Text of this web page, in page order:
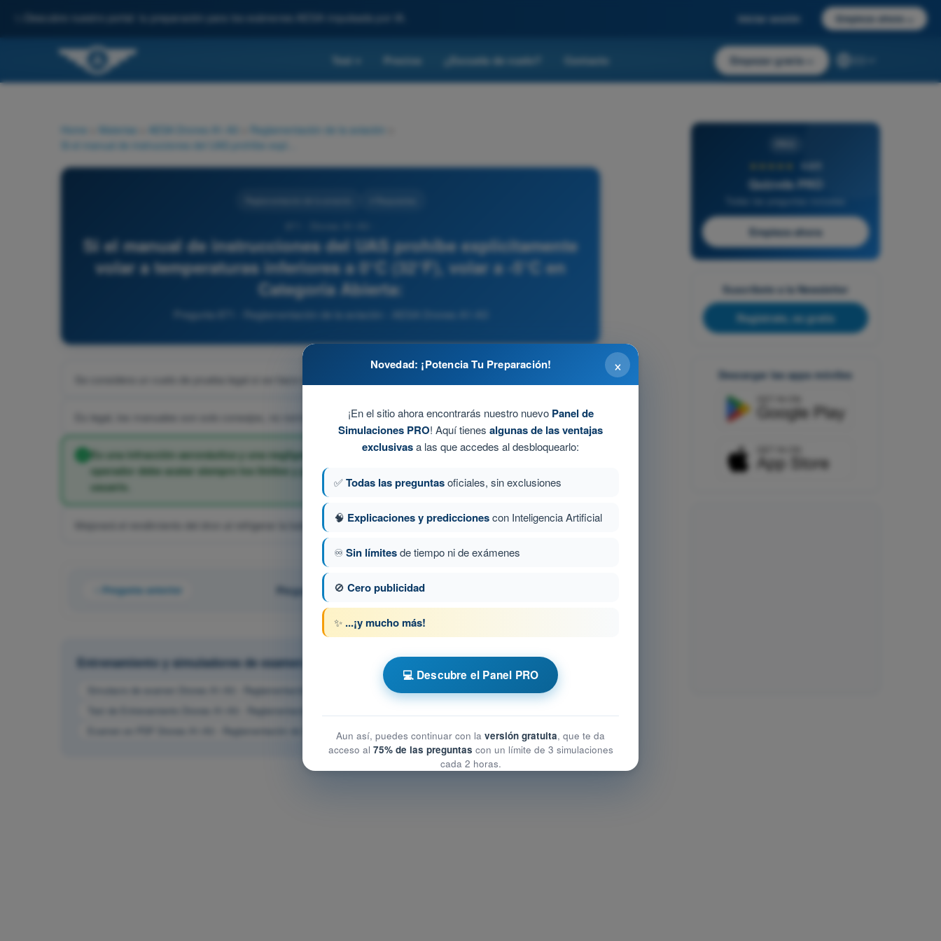
Descubre nuestro portal: tu preparación para los exámenes AESA impulsada por IA. Iniciar sesión Empieza ahora
Test Precios ¿Escuela de vuelo? Contacto Empezar gratis
Home Materias AESA Drones A1-A3 Reglamentación de la aviación
Si el manual de instrucciones del UAS prohíbe explícitamente
volar a temperaturas inferiores a 0°C (32°F), volar a -5°C en
Categoría Abierta:
Pregunta 871 - Reglamentación de la aviación - AESA Drones A1-A3
Se considera un vuelo de prueba legal si se hace en A3.
Es legal, los manuales son solo consejos, no normativas vinculantes.
Es una infracción aeronáutica y una negligencia gravísima, puesto que la ley europea establece que el
operador debe acatar siempre los límites y parámetros fijados por el fabricante en el manual de
usuario.
Mejorará el rendimiento del dron al refrigerar la batería.
Pregunta anterior Pregunta 103 de 113
Entrenamiento y simuladores de examen AESA Drones A1-A3
Simulacro de examen Drones A1-A3 - Reglamentación de la aviación
Test de Entrenamiento Drones A1-A3 - Reglamentación de la aviación
Examen en PDF Drones A1-A3 - Reglamentación de la aviación
4,6/5
Quizvds PRO
Empieza ahora
Suscríbete a la Newsletter
Regístrate, es gratis
Descargar las apps móviles
×
Novedad: ¡Potencia Tu Preparación!
¡En el sitio ahora encontrarás nuestro nuevo Panel de
Simulaciones PRO! Aquí tienes algunas de las ventajas
exclusivasa las que accedes al desbloquearlo:
✅Todas las preguntasoficiales, sin exclusiones
🧠 Explicaciones y prediccionescon Inteligencia Artificial
♾️Sin límitesde tiempo ni de exámenes
🚫 Cero publicidad
✨ ...¡y mucho más!
💻 Descubre el Panel PRO
Aun así, puedes continuar con la versión gratuita, que te da
acceso al 75% de las preguntas con un límite de 3 simulaciones
cada 2 horas.